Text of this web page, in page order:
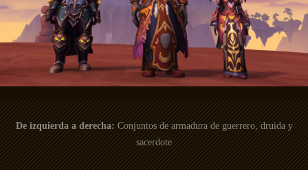
De izquierda a derecha:Conjuntos de armadura de guerrero, druida y
sacerdote